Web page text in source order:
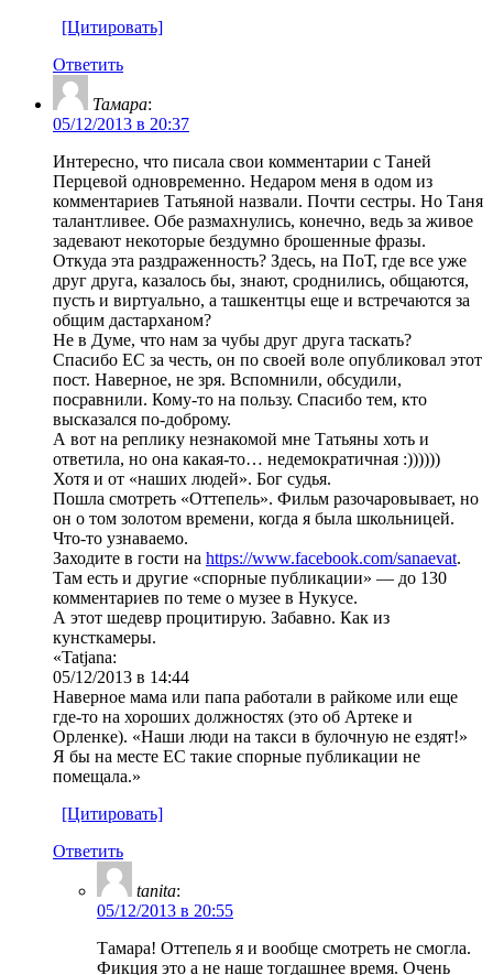
[Цитировать]
Ответить
Тамара:
05/12/2013 в 20:37
Интересно, что писала свои комментарии с Таней
Перцевой одновременно. Недаром меня в одом из
комментариев Татьяной назвали. Почти сестры. Но Таня
талантливее. Обе размахнулись, конечно, ведь за живое
задевают некоторые бездумно брошенные фразы.
Откуда эта раздраженность? Здесь, на ПоТ, где все уже
друг друга, казалось бы, знают, сроднились, общаются,
пусть и виртуально, а ташкентцы еще и встречаются за
общим дастарханом?
Не в Думе, что нам за чубы друг друга таскать?
Спасибо ЕС за честь, он по своей воле опубликовал этот
пост. Наверное, не зря. Вспомнили, обсудили,
посравнили. Кому-то на пользу. Спасибо тем, кто
высказался по-доброму.
А вот на реплику незнакомой мне Татьяны хоть и
ответила, но она какая-то… недемократичная :))))))
Хотя и от «наших людей». Бог судья.
Пошла смотреть «Оттепель». Фильм разочаровывает, но
он о том золотом времени, когда я была школьницей.
Что-то узнаваемо.
Заходите в гости на https://www.facebook.com/sanaevat.
Там есть и другие «спорные публикации» — до 130
комментариев по теме о музее в Нукусе.
А этот шедевр процитирую. Забавно. Как из
кунсткамеры.
«Tatjana:
05/12/2013 в 14:44
Наверное мама или папа работали в райкоме или еще
где-то на хороших должностях (это об Артеке и
Орленке). «Наши люди на такси в булочную не ездят!»
Я бы на месте ЕС такие спорные публикации не
помещала.»
[Цитировать]
Ответить
tanita:
05/12/2013 в 20:55
Тамара! Оттепель я и вообще смотреть не смогла.
Фикция это а не наше тогдашнее время. Очень